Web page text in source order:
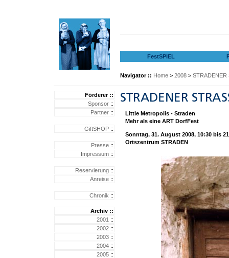
FestSPIEL
Navigator :: Home > 2008 > STRADENER
Förderer ::
Sponsor ::
Partner ::
GiftSHOP ::
Presse ::
Impressum ::
Reservierung ::
Anreise ::
Chronik ::
Archiv ::
2001 ::
2002 ::
2003 ::
2004 ::
2005 ::
Little Metropolis - Straden
Mehr als eine ART DorfFest
Sonntag, 31. August 2008, 10:30 bis
Ortszentrum STRADEN